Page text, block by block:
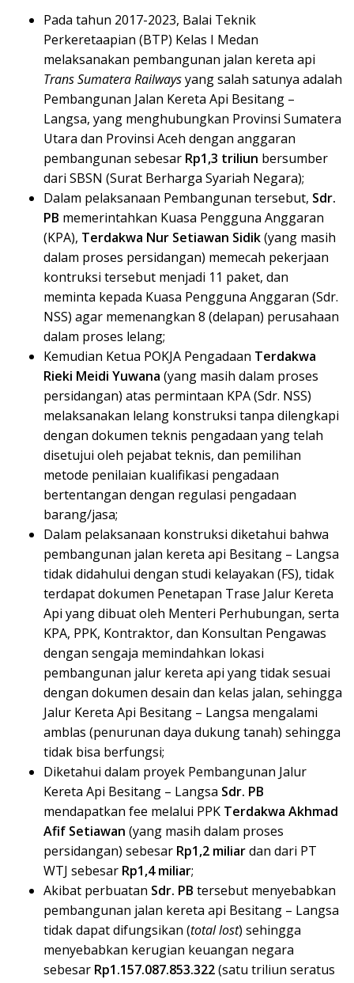
Pada tahun 2017-2023, Balai Teknik
Perkeretaapian (BTP) Kelas I Medan
melaksanakan pembangunan jalan kereta api
Trans Sumatera Railwaysyang salah satunya adalah
Pembangunan Jalan Kereta Api Besitang –
Langsa, yang menghubungkan Provinsi Sumatera
Utara dan Provinsi Aceh dengan anggaran
pembangunan sebesar Rp1,3 triliun bersumber
dari SBSN (Surat Berharga Syariah Negara);
Dalam pelaksanaan Pembangunan tersebut, Sdr.
PB memerintahkan Kuasa Pengguna Anggaran
(KPA), Terdakwa Nur Setiawan Sidik(yang masih
dalam proses persidangan) memecah pekerjaan
kontruksi tersebut menjadi 11 paket, dan
meminta kepada Kuasa Pengguna Anggaran (Sdr.
NSS) agar memenangkan 8 (delapan) perusahaan
dalam proses lelang;
Kemudian Ketua POKJA Pengadaan Terdakwa
Rieki Meidi Yuwana (yang masih dalam proses
persidangan) atas permintaan KPA (Sdr. NSS)
melaksanakan lelang konstruksi tanpa dilengkapi
dengan dokumen teknis pengadaan yang telah
disetujui oleh pejabat teknis, dan pemilihan
metode penilaian kualifikasi pengadaan
bertentangan dengan regulasi pengadaan
barang/jasa;
Dalam pelaksanaan konstruksi diketahui bahwa
pembangunan jalan kereta api Besitang – Langsa
tidak didahului dengan studi kelayakan (FS), tidak
terdapat dokumen Penetapan Trase Jalur Kereta
Api yang dibuat oleh Menteri Perhubungan, serta
KPA, PPK, Kontraktor, dan Konsultan Pengawas
dengan sengaja memindahkan lokasi
pembangunan jalur kereta api yang tidak sesuai
dengan dokumen desain dan kelas jalan, sehingga
Jalur Kereta Api Besitang – Langsa mengalami
amblas (penurunan daya dukung tanah) sehingga
tidak bisa berfungsi;
Diketahui dalam proyek Pembangunan Jalur
Kereta Api Besitang – Langsa Sdr. PB
mendapatkan fee melalui PPK Terdakwa Akhmad
Afif Setiawan (yang masih dalam proses
persidangan) sebesar Rp1,2 miliardan dari PT
WTJ sebesar Rp1,4 miliar;
Akibat perbuatan Sdr. PB tersebut menyebabkan
pembangunan jalan kereta api Besitang – Langsa
tidak dapat difungsikan (total lost) sehingga
menyebabkan kerugian keuangan negara
sebesar Rp1.157.087.853.322(satu triliun seratus